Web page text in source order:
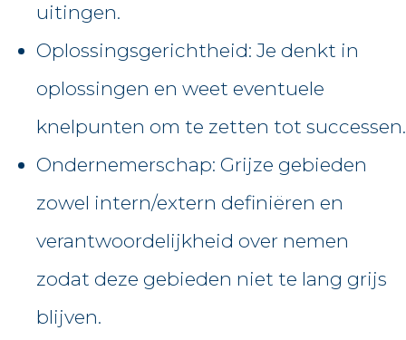
uitingen.
Oplossingsgerichtheid: Je denkt in
oplossingen en weet eventuele
knelpunten om te zetten tot successen.
Ondernemerschap: Grijze gebieden
zowel intern/extern definiëren en
verantwoordelijkheid over nemen
zodat deze gebieden niet te lang grijs
blijven.